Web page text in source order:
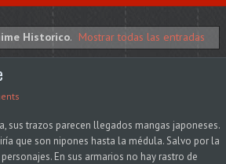
Historico. Mostrar todas las entradas
sus trazos parecen llegados mangas japoneses.
que son nipones hasta la médula. Salvo por la
En sus armarios no hay rastro de